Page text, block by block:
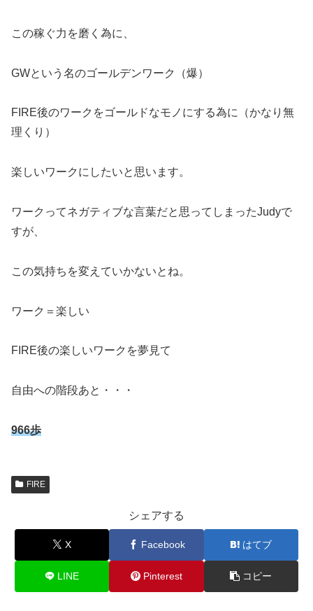
この稼ぐ力を磨く為に、
GWという名のゴールデンワーク（爆）
FIRE後のワークをゴールドなモノにする為に（かなり無
理くり）
楽しいワークにしたいと思います。
ワークってネガティブな言葉だと思ってしまったJudyで
すが、
この気持ちを変えていかないとね。
ワーク＝楽しい
FIRE後の楽しいワークを夢見て
自由への階段あと・・・
966歩
FIRE
シェアする
X Facebook はてブ
LINE Pinterest コピー